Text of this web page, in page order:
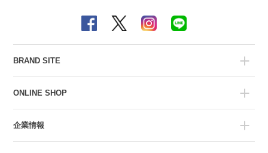
BRAND SITE
ONLINE SHOP
企業情報